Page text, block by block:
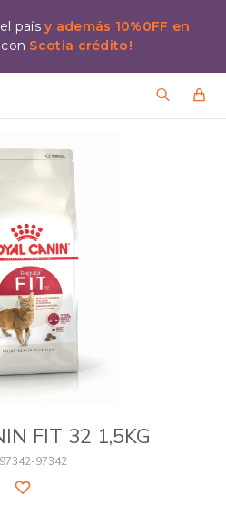
el paísy además 10%0FF en
con Scotia crédito!
FIT 32 1,5KG
97342-97342